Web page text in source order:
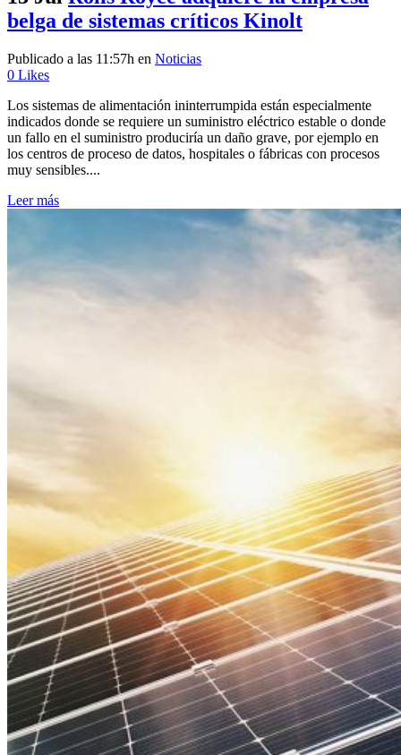
belga de sistemas críticos Kinolt
Publicado a las 11:57h en Noticias
0 Likes
Los sistemas de alimentación ininterrumpida están especialmente
indicados donde se requiere un suministro eléctrico estable o donde
un fallo en el suministro produciría un daño grave, por ejemplo en
los centros de proceso de datos, hospitales o fábricas con procesos
muy sensibles....
Leer más